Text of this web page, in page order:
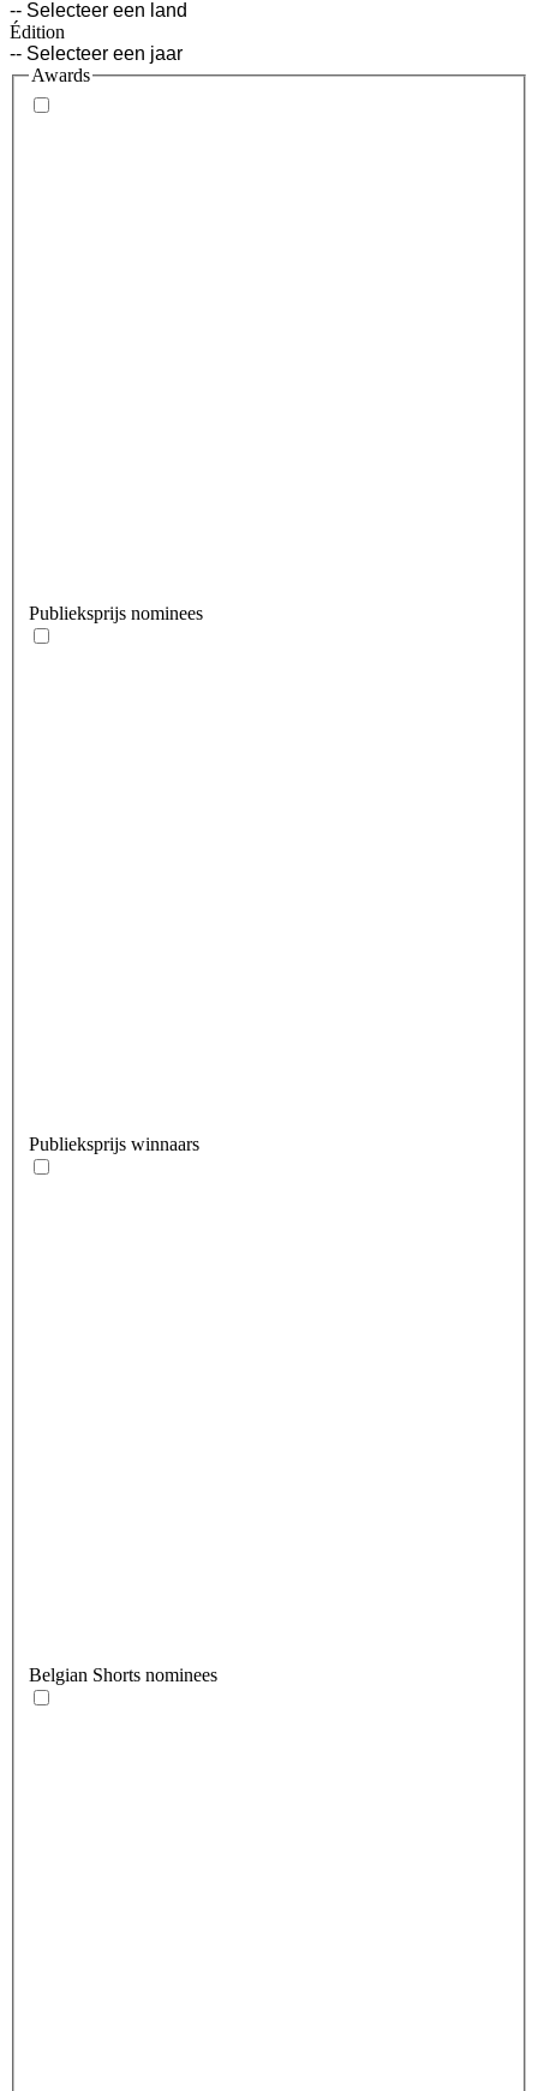
Édition
Awards
Publieksprijs nominees
Publieksprijs winnaars
Belgian Shorts nominees